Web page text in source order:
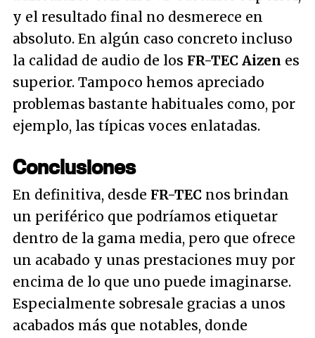
y el resultado final no desmerece en
absoluto. En algún caso concreto incluso
la calidad de audio de los FR-TEC Aizen es
superior. Tampoco hemos apreciado
problemas bastante habituales como, por
ejemplo, las típicas voces enlatadas.
Conclusiones
En definitiva, desde FR-TEC nos brindan
un periférico que podríamos etiquetar
dentro de la gama media, pero que ofrece
un acabado y unas prestaciones muy por
encima de lo que uno puede imaginarse.
Especialmente sobresale gracias a unos
acabados más que notables, donde